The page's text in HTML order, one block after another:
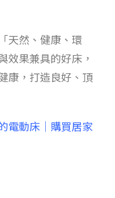
天然、健康、環
效果兼具的好床，
康，打造良好、頂
電動床｜購買居家